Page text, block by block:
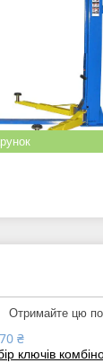
Отримайте цю
₴
ключів